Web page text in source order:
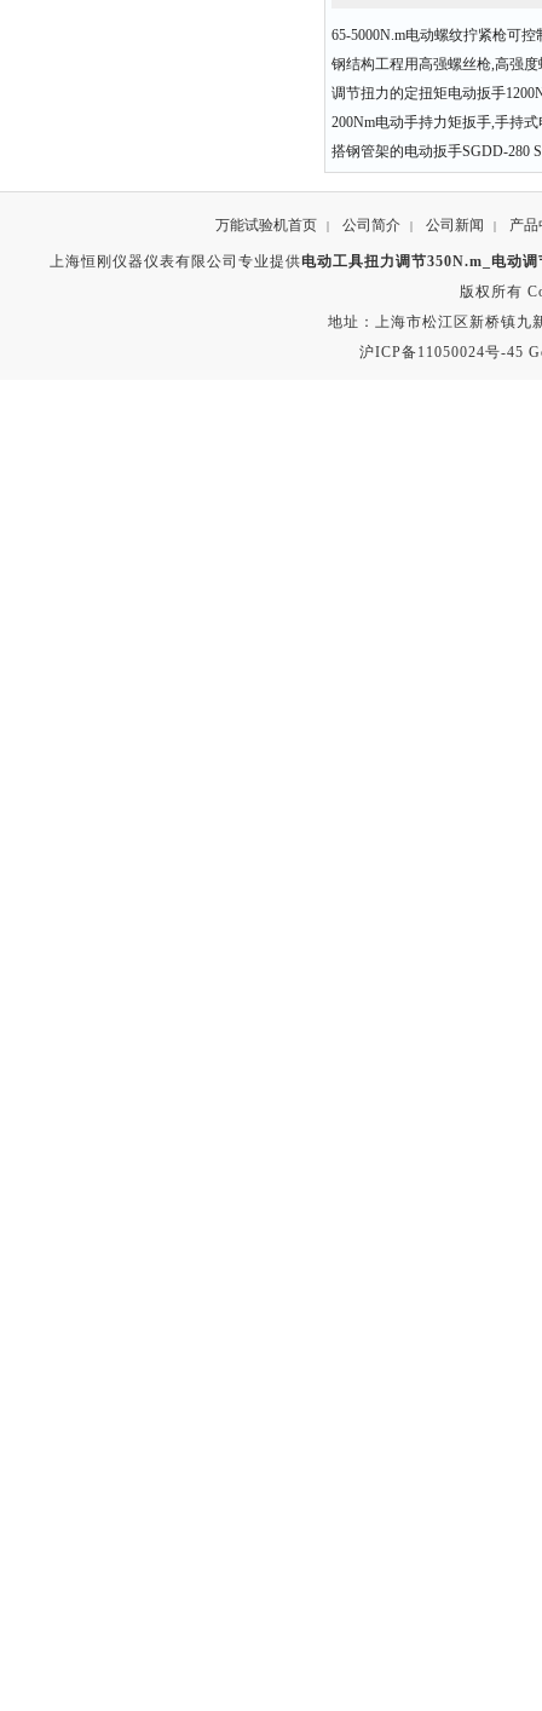
65-5000N.m电动螺纹拧紧枪可控
钢结构工程用高强螺丝枪,高强
调节扭力的定扭矩电动扳手
200Nm电动手持力矩扳手,手持
搭钢管架的电动扳手SGDD-280
万能试验机首页 | 公司简介 | 公司新闻 | 产品
上海恒刚仪器仪表有限公司专业提供电动工具扭力调节350N.m_电动
版权所有
地址：上海市松江区新桥镇九
沪ICP备11050024号-45